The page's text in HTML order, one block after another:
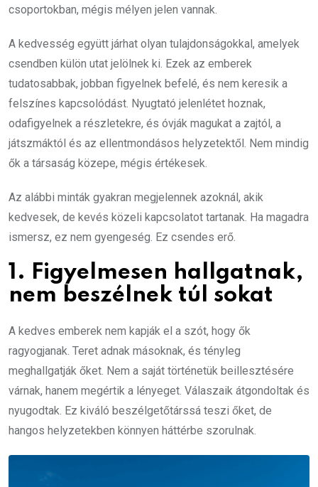
csoportokban, mégis mélyen jelen vannak.
A kedvesség együtt járhat olyan tulajdonságokkal, amelyek
csendben külön utat jelölnek ki. Ezek az emberek
tudatosabbak, jobban figyelnek befelé, és nem keresik a
felszínes kapcsolódást. Nyugtató jelenlétet hoznak,
odafigyelnek a részletekre, és óvják magukat a zajtól, a
játszmáktól és az ellentmondásos helyzetektől. Nem mindig
ők a társaság közepe, mégis értékesek.
Az alábbi minták gyakran megjelennek azoknál, akik
kedvesek, de kevés közeli kapcsolatot tartanak. Ha magadra
ismersz, ez nem gyengeség. Ez csendes erő.
1. Figyelmesen hallgatnak,
nem beszélnek túl sokat
A kedves emberek nem kapják el a szót, hogy ők
ragyogjanak. Teret adnak másoknak, és tényleg
meghallgatják őket. Nem a saját történetük beillesztésére
várnak, hanem megértik a lényeget. Válaszaik átgondoltak és
nyugodtak. Ez kiváló beszélgetőtárssá teszi őket, de
hangos helyzetekben könnyen háttérbe szorulnak.